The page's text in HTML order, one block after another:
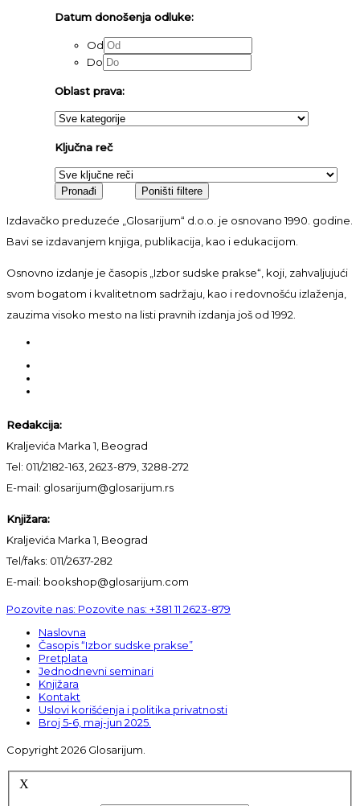
Datum donošenja odluke:
Od
Do
Oblast prava:
Ključna reč
Izdavačko preduzeće „Glosarijum“ d.o.o. je osnovano 1990. godine.
Bavi se izdavanjem knjiga, publikacija, kao i edukacijom.
Osnovno izdanje je časopis „Izbor sudske prakse“, koji, zahvaljujući
svom bogatom i kvalitetnom sadržaju, kao i redovnošću izlaženja,
zauzima visoko mesto na listi pravnih izdanja još od 1992.
Redakcija:
Kraljevića Marka 1, Beograd
Tel: 011/2182-163, 2623-879, 3288-272
E-mail: glosarijum@glosarijum.rs
Knjižara:
Kraljevića Marka 1, Beograd
Tel/faks: 011/2637-282
E-mail: bookshop@glosarijum.com
Pozovite nas: Pozovite nas: +381 11 2623-879
Naslovna
Časopis “Izbor sudske prakse”
Pretplata
Jednodnevni seminari
Knjižara
Kontakt
Uslovi korišćenja i politika privatnosti
Broj 5-6, maj-jun 2025.
Copyright 2026 Glosarijum.
X